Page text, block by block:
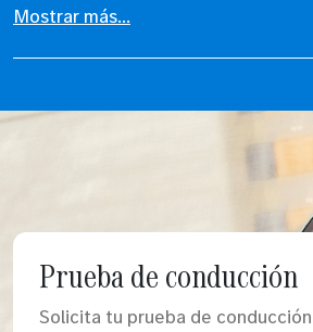
Mostrar más...
Prueba de conducción
Solicita tu prueba de